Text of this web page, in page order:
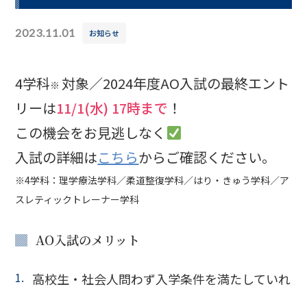
2023.11.01 お知らせ
4学科※ 対象／2024年度AO入試の最終エント
リーは11/1(水) 17時まで ！
この機会をお見逃しなく
入試の詳細はこちらからご確認ください。
※4学科：理学療法学科／柔道整復学科／はり・きゅう学科／ア
スレティックトレーナー学科
AO入試のメリット
高校生・社会人問わず入学条件を満たしていれ